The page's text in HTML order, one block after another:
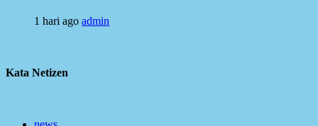
1 hari ago admin
Kata Netizen